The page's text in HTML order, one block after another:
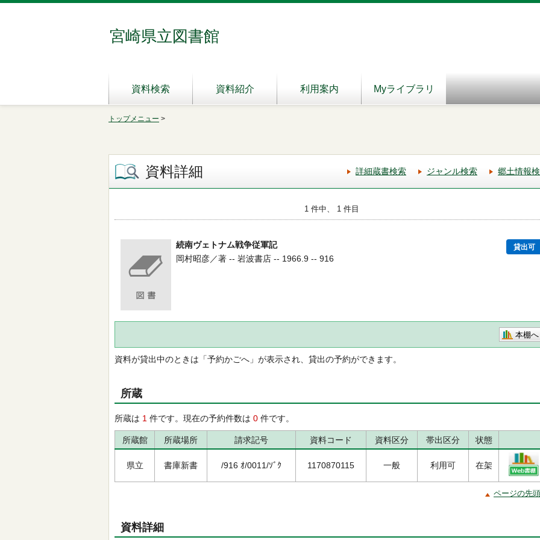
宮崎県立図書館
資料検索 資料紹介 利用案内 Myライブラリ
トップメニュー >
資料詳細 詳細蔵書検索 ジャンル検索 郷土情報
1 件中、 1 件目
続南ヴェトナム戦争従軍記 貸出可
岡村昭彦／著 -- 岩波書店 -- 1966.9 -- 916
本棚へ
資料が貸出中のときは「予約かごへ」が表示され、貸出の予約ができます。
所蔵
所蔵は 1 件です。現在の予約件数は 0 件です。
所蔵館 所蔵場所 請求記号 資料コード 資料区分 帯出区分 状態
県立 書庫新書 /916 ｵ/0011/ｿﾞｸ 1170870115 一般 利用可 在架
ページの先
資料詳細